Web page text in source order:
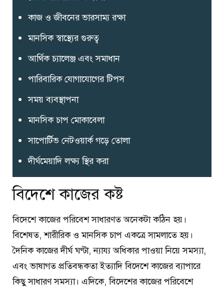
কাজ ও জীবনের ভারসাম্য রক্ষা
মানসিক স্বাস্থ্যের গুরুত্ব
আর্থিক চ্যালেঞ্জ এবং সমাধান
পারিবারিক যোগাযোগের টিপস
সময় ব্যবস্থাপনা
মানসিক চাপ মোকাবেলা
সাপোর্টিভ নেটওয়ার্ক গড়ে তোলা
দীর্ঘমেয়াদি লক্ষ্য স্থির করা
বিদেশে কাজের কষ্ট
বিদেশে কাজের পরিবেশ সাধারণত অনেকটা কঠিন হয়।
বিশেষত, শারীরিক ও মানসিক চাপ একত্রে সামলাতে হয়।
দৈনিক কাজের দীর্ঘ ঘণ্টা, ন্যায্য অধিকার পাওয়া নিয়ে সমস্যা,
এবং ভাষাগত প্রতিবন্ধকতা ইত্যাদি বিদেশে কাজের ব্যাপারে
কিছু সাধারণ সমস্যা। এদিকে, বিদেশের কাজের পরিবেশে